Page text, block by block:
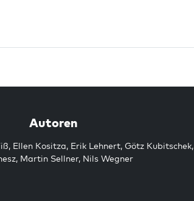
Autoren
, Ellen Kositza, Erik Lehnert, Götz Kubitschek,
, Martin Sellner, Nils Wegner